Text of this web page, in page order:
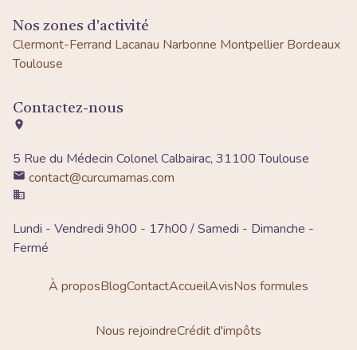
Nos zones d'activité
Clermont-Ferrand Lacanau Narbonne Montpellier Bordeaux
Toulouse
Contactez-nous
5 Rue du Médecin Colonel Calbairac, 31100 Toulouse
contact@curcumamas.com
Lundi - Vendredi 9h00 - 17h00 / Samedi - Dimanche -
Fermé
À proposBlogContactAccueilAvisNos formules
Nous rejoindreCrédit d'impôts